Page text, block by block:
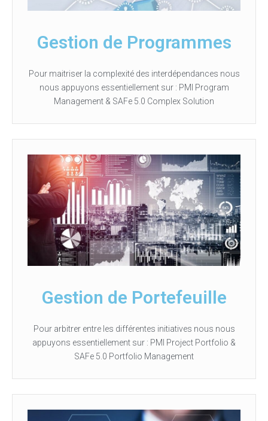
Gestion de Programmes
Pour maitriser la complexité des interdépendances nous
nous appuyons essentiellement sur : PMI Program
Management & SAFe 5.0 Complex Solution
Gestion de Portefeuille
Pour arbitrer entre les différentes initiatives nous nous
appuyons essentiellement sur : PMI Project Portfolio &
SAFe 5.0 Portfolio Management